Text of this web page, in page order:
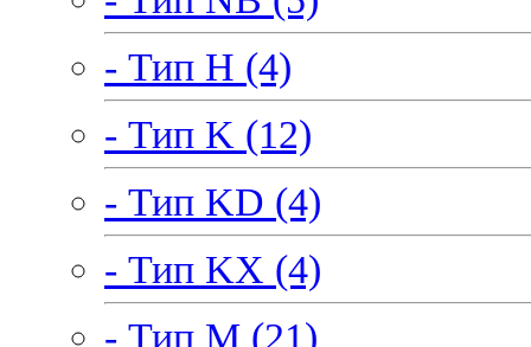
- Тип H (4)
- Тип K (12)
- Тип KD (4)
- Тип KX (4)
- Тип M (21)